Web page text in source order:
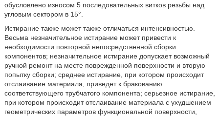
обусловлено износом 5 последовательных витков резьбы над
угловым сектором в 15°.
Истирание также может также отличаться интенсивностью.
Весьма незначительное истирание может привести к
необходимости повторной непосредственной сборки
компонентов; незначительное истирание допускает возможный
ручной ремонт на месте поврежденной поверхности и вторую
попытку сборки; среднее истирание, при котором происходит
отслаивание материала, приведет к бракованию
соответствующего трубчатого компонента; серьезное истирание,
при котором происходит отслаивание материала с ухудшением
геометрических параметров функциональной поверхности,